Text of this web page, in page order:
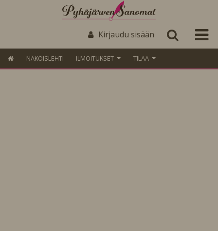
Kirjaudu sisään
NÄKÖISLEHTI ILMOITUKSET TILAA